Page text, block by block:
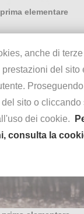
elementare
anche di
del sito
sito o cliccando
dei cookie.
consulta la